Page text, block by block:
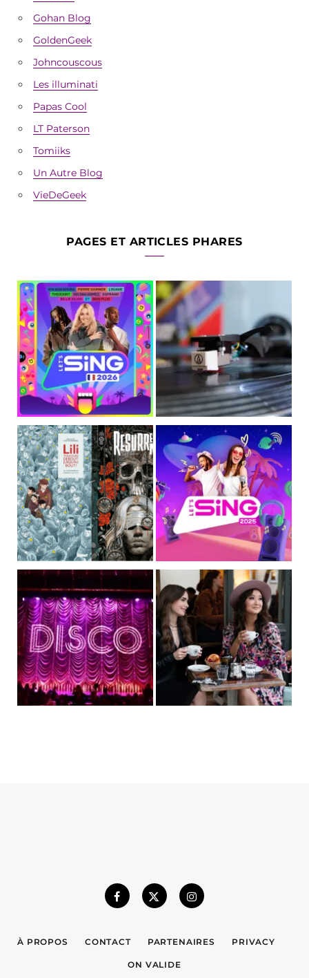
Gohan Blog
GoldenGeek
Johncouscous
Les illuminati
Papas Cool
LT Paterson
Tomiiks
Un Autre Blog
VieDeGeek
PAGES ET ARTICLES PHARES
À PROPOS CONTACT PARTENAIRES PRIVACY
ON VALIDE